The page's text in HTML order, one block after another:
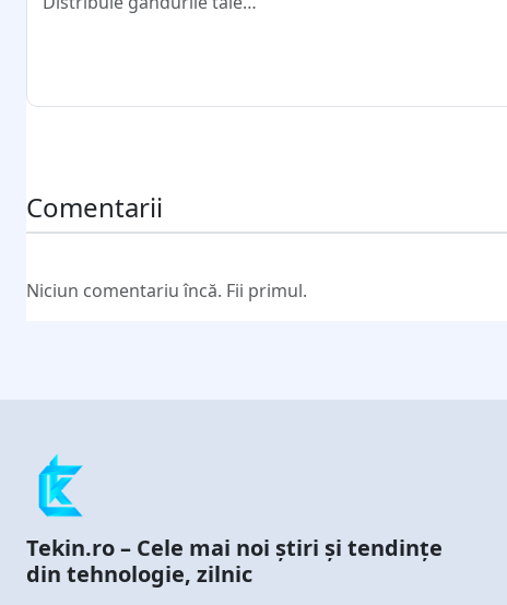
Comentarii
Niciun comentariu încă. Fii primul.
Tekin.ro – Cele mai noi știri și tendințe
din tehnologie, zilnic